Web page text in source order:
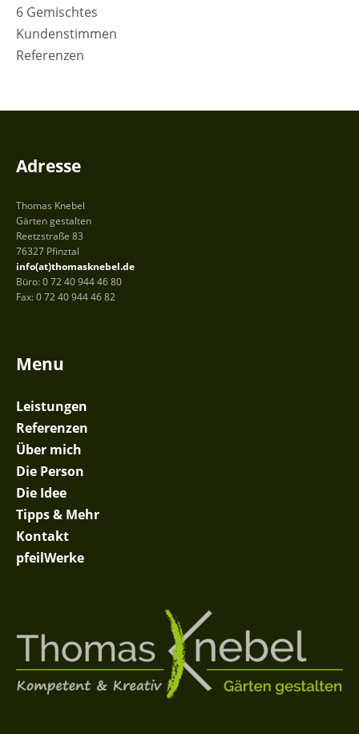
6 Gemischtes
Kundenstimmen
Referenzen
Adresse
Thomas Knebel
Gärten gestalten
Reetzstraße 83
76327 Pfinztal
info(at)thomasknebel.de
Büro: 0 72 40 944 46 80
Fax: 0 72 40 944 46 82
Menu
Leistungen
Referenzen
Über mich
Die Person
Die Idee
Tipps & Mehr
Kontakt
pfeilWerke